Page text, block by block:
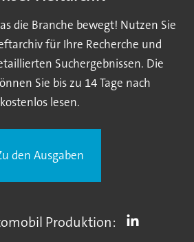
die Branche bewegt! Nutzen Sie
für Ihre Recherche und
Suchergebnissen. Die
Sie bis zu 14 Tage nach
lesen.
den Ausgaben
Produktion: